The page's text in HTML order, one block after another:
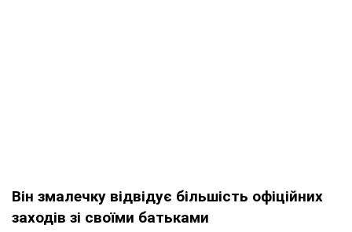
Він змалечку відвідує більшість офіційних
заходів зі своїми батьками